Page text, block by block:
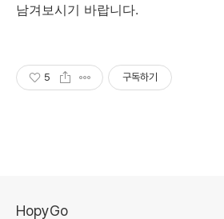
남겨보시기 바랍니다.
5 구독하기
HopyGo